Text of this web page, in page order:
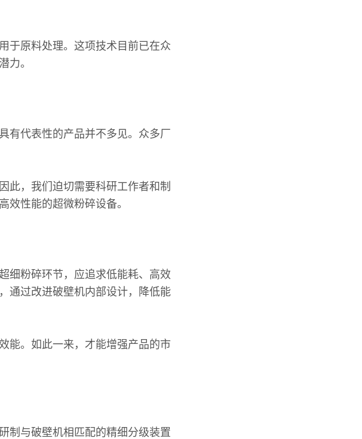
于原料处理。这项技术目前已在众
力。
有代表性的产品并不多见。众多厂
此，我们迫切需要科研工作者和制
效性能的超微粉碎设备。
细粉碎环节，应追求低能耗、高效
通过改进破壁机内部设计，降低能
能。如此一来，才能增强产品的市
制与破壁机相匹配的精细分级装置